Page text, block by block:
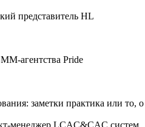
представитель HL
агентства Pride
заметки практика или то, о
менеджер LCAC&CAC систем